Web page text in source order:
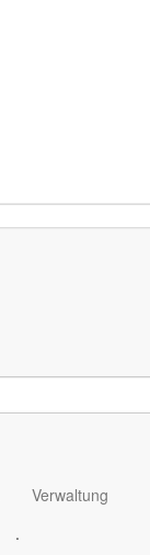
Verwaltung
.